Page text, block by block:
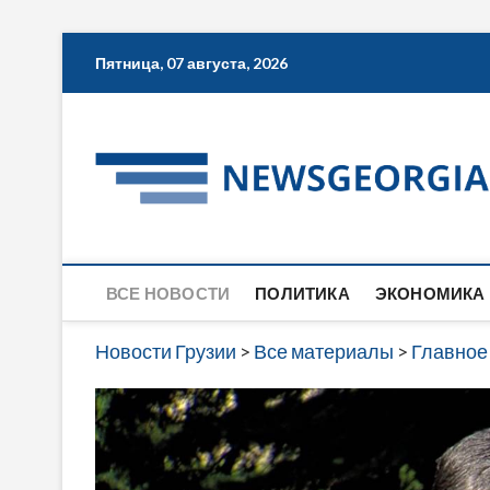
Пятница, 07 августа, 2026
ВСЕ НОВОСТИ ПОЛИТИКА ЭКОНОМИКА
Новости Грузии > Все материалы > Главное